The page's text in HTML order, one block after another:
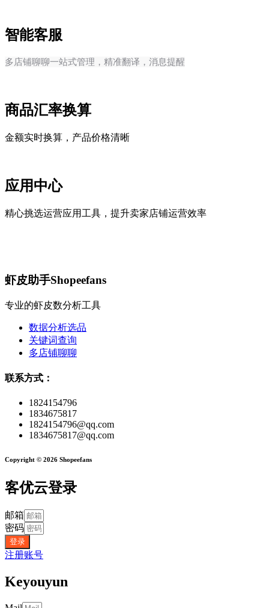
智能客服
多店铺聊聊一站式管理，精准翻译，消息提醒
商品汇率换算
金额实时换算，产品价格清晰
应用中心
精心挑选运营应用工具，提升卖家店铺运营效率
虾皮助手Shopeefans
专业的虾皮数分析工具
数据分析选品
关键词查询
多店铺聊聊
联系方式：
1824154796
1834675817
1824154796@qq.com
1834675817@qq.com
Copyright © 2026 Shopeefans
客优云登录
邮箱
密码
登录
注册账号
Keyouyun